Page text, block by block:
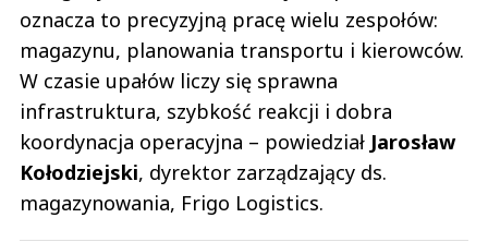
oznacza to precyzyjną pracę wielu zespołów:
magazynu, planowania transportu i kierowców.
W czasie upałów liczy się sprawna
infrastruktura, szybkość reakcji i dobra
koordynacja operacyjna – powiedział Jarosław
Kołodziejski, dyrektor zarządzający ds.
magazynowania, Frigo Logistics.